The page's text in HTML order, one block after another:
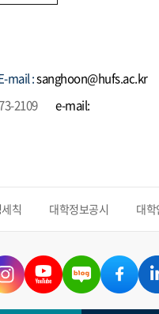
mail :sanghoon@hufs.ac.kr
2109
e-mail:
칙 대학정보공시 대